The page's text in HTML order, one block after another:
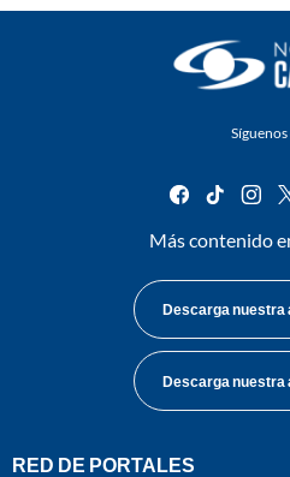
Síguenos
facebook
tiktok
Más contenido
Descarga nuestra
Descarga nuestra
RED DE PORTALES